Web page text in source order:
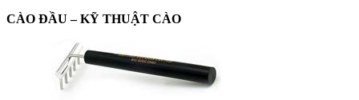
CÀO ĐẦU – KỸ THUẬT CÀO